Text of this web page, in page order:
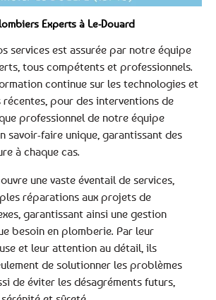
Experts à Le-Douard
services est assurée par notre équipe
tous compétents et professionnels.
continue sur les technologies et
récentes, pour des interventions de
professionnel de notre équipe
savoir-faire unique, garantissant des
à chaque cas.
une vaste éventail de services,
réparations aux projets de
garantissant ainsi une gestion
besoin en plomberie. Par leur
et leur attention au détail, ils
de solutionner les problèmes
de éviter les désagréments futurs,